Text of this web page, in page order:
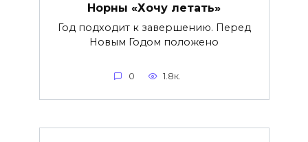
Норны «Хочу летать»
Год подходит к завершению. Перед
Новым Годом положено
0 1.8к.